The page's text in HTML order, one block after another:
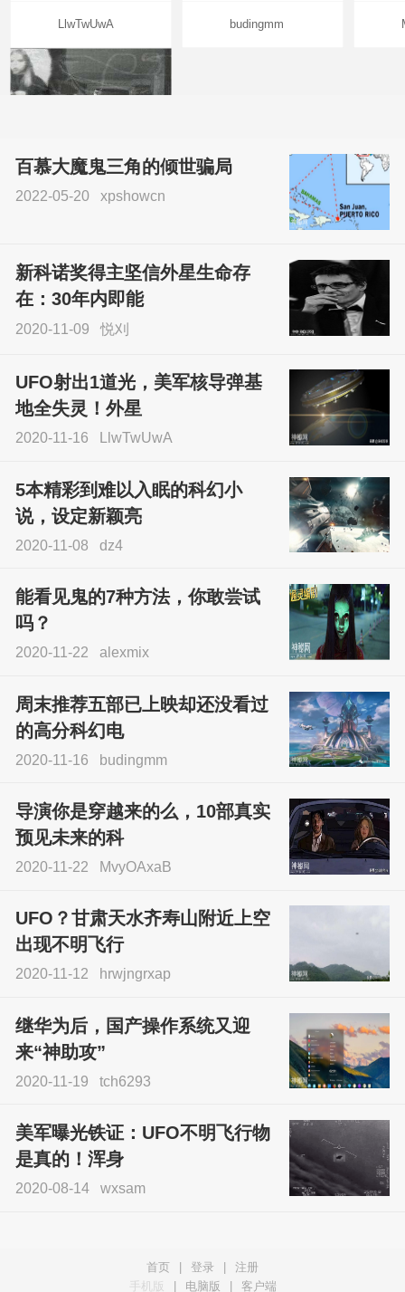
LlwTwUwA budingmm
sskfn
百慕大魔鬼三角的倾世骗局
2022-05-20 xpshowcn
新科诺奖得主坚信外星生命存
在：30年内即能
2020-11-09 悦刈
UFO射出1道光，美军核导弹基
地全失灵！外星
2020-11-16 LlwTwUwA
5本精彩到难以入眠的科幻小
说，设定新颖亮
2020-11-08 dz4
能看见鬼的7种方法，你敢尝试
吗？
2020-11-22 alexmix
周末推荐五部已上映却还没看过
的高分科幻电
2020-11-16 budingmm
导演你是穿越来的么，10部真实
预见未来的科
2020-11-22 MvyOAxaB
UFO？甘肃天水齐寿山附近上空
出现不明飞行
2020-11-12 hrwjngrxap
继华为后，国产操作系统又迎
来“神助攻”
2020-11-19 tch6293
美军曝光铁证：UFO不明飞行物
是真的！浑身
2020-08-14 wxsam
首页 登录
注册
手机版
电脑版 客户端